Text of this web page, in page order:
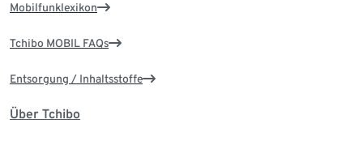
Mobilfunklexikon
Tchibo MOBIL FAQs
Entsorgung / Inhaltsstoffe
Über Tchibo